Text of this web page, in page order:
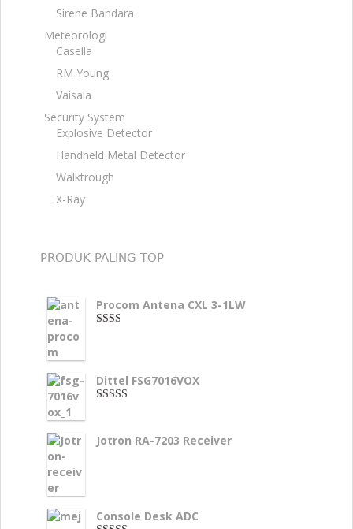
Sirene Bandara
Meteorologi
Casella
RM Young
Vaisala
Security System
Explosive Detector
Handheld Metal Detector
Walktrough
X-Ray
PRODUK PALING TOP
Procom Antena CXL 3-1LW
Dittel FSG7016VOX
Jotron RA-7203 Receiver
Console Desk ADC